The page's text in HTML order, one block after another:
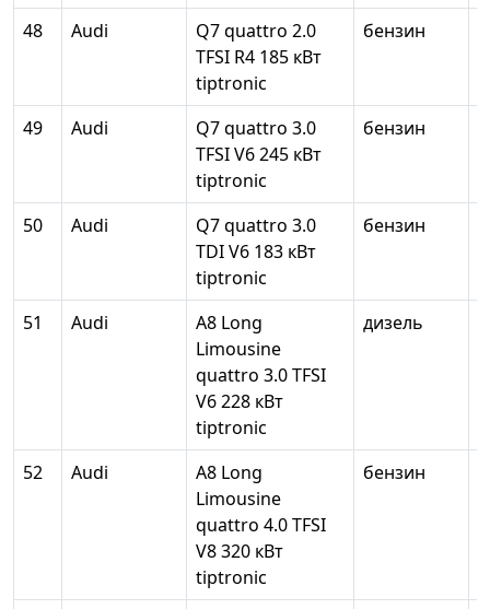
48 Audi
Q7 quattro 2.0
TFSI R4 185 кВт
tiptronic
бензин
49 Audi
Q7 quattro 3.0
TFSI V6 245 кВт
tiptronic
бензин
50 Audi
Q7 quattro 3.0
TDI V6 183 кВт
tiptronic
бензин
51 Audi
A8 Long
Limousine
quattro 3.0 TFSI
V6 228 кВт
tiptronic
дизель
52 Audi
A8 Long
Limousine
quattro 4.0 TFSI
V8 320 кВт
tiptronic
бензин